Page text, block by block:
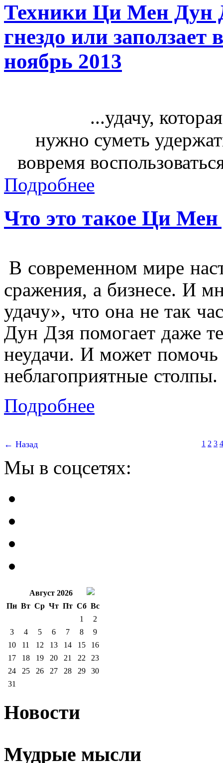
Техники Ци Мен Дун
гнездо или
ноябрь 2013
...удачу,
нужно суметь
вовремя
Подробнее
Что это такое Ци
В современном мире
сражения, а бизнесе. И
удачу», что она не так
Дун Дзя помогает даже
неудачи. И может помочь
неблагоприятные столпы.
Подробнее
← Назад 1 2 3 4
Мы в соцсетях:
Август 2026
Пн Вт Ср Чт Пт Сб Вс
1
2
3
4 5 6 7 8
9
10
11 12 13 14 15
16
17
18 19 20 21 22
23
24
25 26 27 28 29
30
31
Новости
Мудрые мысли